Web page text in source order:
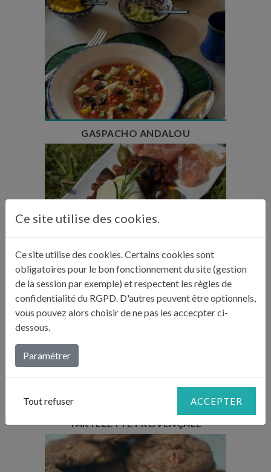
Temps de préparation : 35 min
Temps de repos : 2h
Nombre de couverts : 6
GASPACHO ANDALOU
Temps de cuisson : 2h45
AUBERGINES CONFITES DE LILI
TARTELETTE PROVENÇALE
Ce site utilise des cookies.
Ce site utilise des cookies. Certains cookies sont
obligatoires pour le bon fonctionnement du site (gestion
de la session par exemple) et respectent les règles de
confidentialité du RGPD. D'autres peuvent être optionnels,
vous pouvez alors choisir de ne pas les accecpter ci-
dessous.
Paramétrer
Tout refuser ACCEPTER